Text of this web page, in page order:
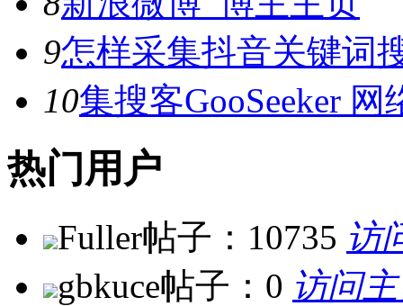
9怎样采集抖音关键词
10集搜客GooSeeker
热门用户
Fuller帖子：10735 访
gbkuce帖子：0 访问